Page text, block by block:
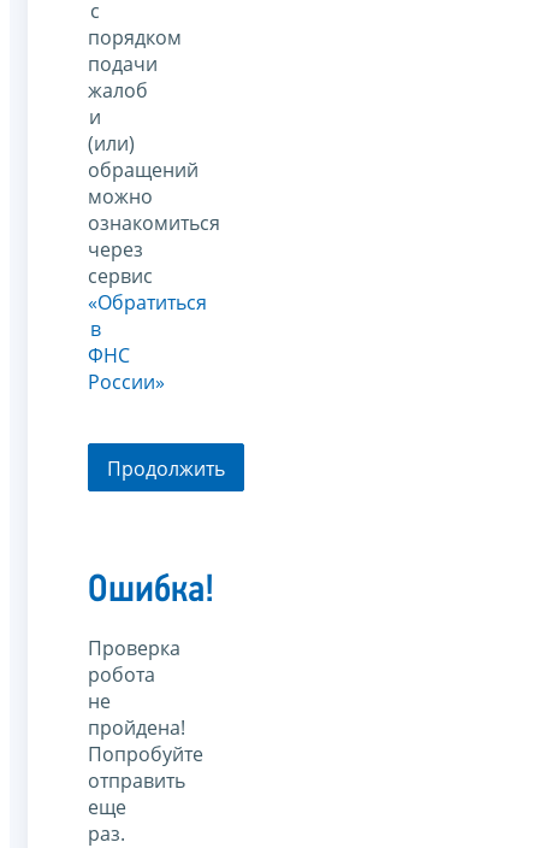
с
порядком
подачи
жалоб
и
(или)
обращений
можно
ознакомиться
через
сервис
«Обратиться
в
ФНС
России»
Продолжить
Ошибка!
Проверка
робота
не
пройдена!
Попробуйте
отправить
еще
раз.